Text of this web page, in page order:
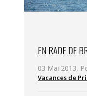
EN RADE DE
03 Mai 2013,
Vacances de